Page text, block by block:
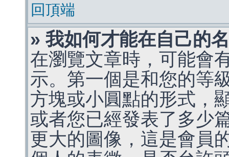
回頂端
» 我如何才能在自己的
在瀏覽文章時，可能會
示。第一個是和您的等
方塊或小圓點的形式，
或者您已經發表了多少
更大的圖像，這是會員